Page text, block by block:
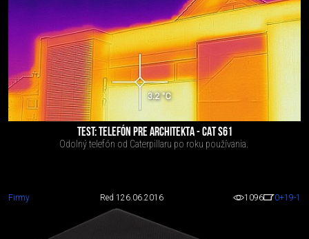
TEST: TELEFÓN PRE ARCHITEKTA - CAT S61
Odolný telefón od Caterpillaru po roku používania.
Firmy Red 1 26.06.2016 1096 0+19-1